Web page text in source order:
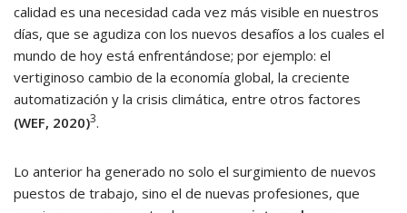
calidad es una necesidad cada vez más visible en nuestros
días, que se agudiza con los nuevos desafíos a los cuales el
mundo de hoy está enfrentándose; por ejemplo: el
vertiginoso cambio de la economía global, la creciente
automatización y la crisis climática, entre otros factores
(WEF, 2020)3.
Lo anterior ha generado no solo el surgimiento de nuevos
puestos de trabajo, sino el de nuevas profesiones, que